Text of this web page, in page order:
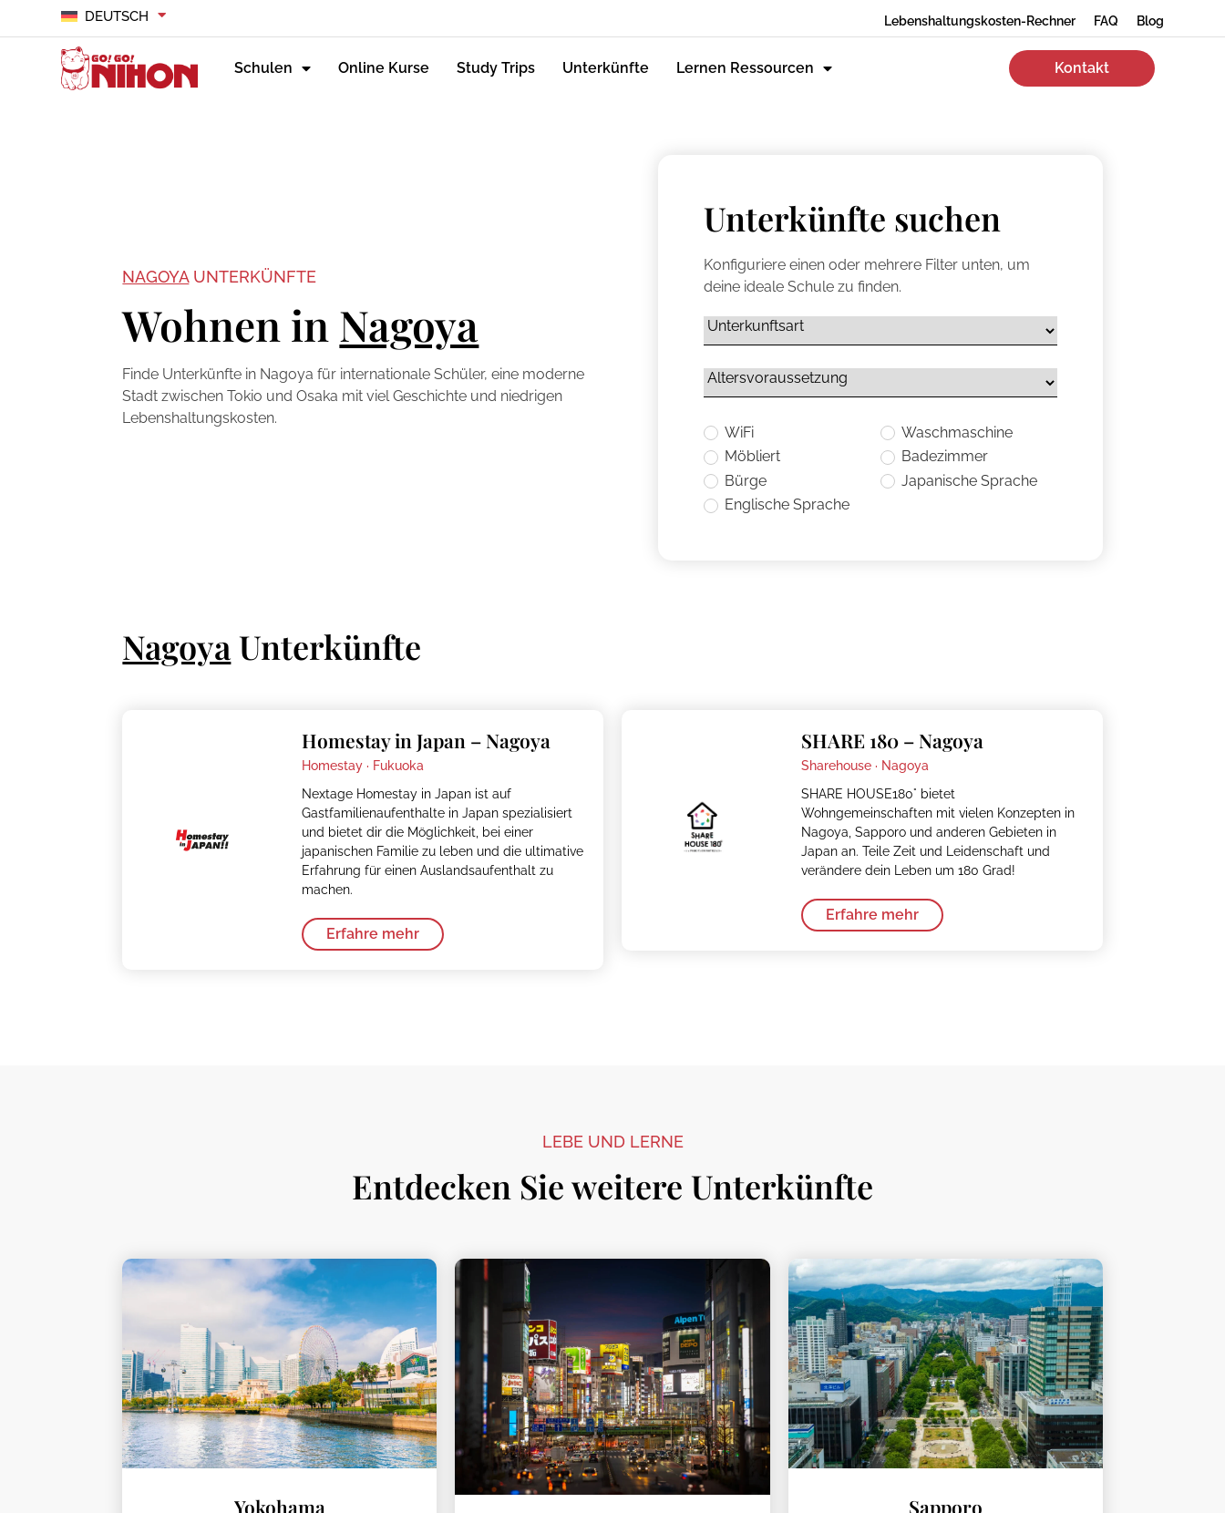
DEUTSCH Lebenshaltungskosten-Rechner FAQ Blog
Schulen Online Kurse Study Trips Unterkünfte Lernen Ressourcen Kontakt
NAGOYAUNTERKÜNFTE
Wohnen in Nagoya
Finde Unterkünfte in Nagoya für internationale Schüler, eine moderne
Stadt zwischen Tokio und Osaka mit viel Geschichte und niedrigen
Lebenshaltungskosten.
Unterkünfte suchen
Konfiguriere einen oder mehrere Filter unten, um
deine ideale Schule zu finden.
WiFi
Waschmaschine
Möbliert
Badezimmer
Bürge
Japanische Sprache
Englische Sprache
NagoyaUnterkünfte
Homestay in Japan – Nagoya
Homestay · Fukuoka
Nextage Homestay in Japan ist auf
Gastfamilienaufenthalte in Japan spezialisiert
und bietet dir die Möglichkeit, bei einer
japanischen Familie zu leben und die ultimative
Erfahrung für einen Auslandsaufenthalt zu
machen.
Erfahre mehr
SHARE 180 – Nagoya
Sharehouse · Nagoya
SHARE HOUSE180° bietet
Wohngemeinschaften mit vielen Konzepten in
Nagoya, Sapporo und anderen Gebieten in
Japan an. Teile Zeit und Leidenschaft und
verändere dein Leben um 180 Grad!
Erfahre mehr
LEBE UND LERNE
Entdecken Sie weitere Unterkünfte
Yokohama Sapporo